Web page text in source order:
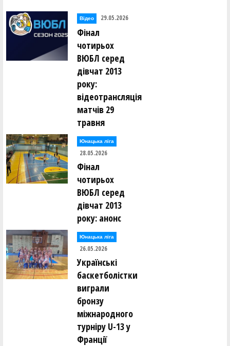
Відео 29.05.2026
Фінал
чотирьох
ВЮБЛ серед
дівчат 2013
року:
відеотрансляція
матчів 29
травня
Юнацька ліга
28.05.2026
Фінал
чотирьох
ВЮБЛ серед
дівчат 2013
року: анонс
Юнацька ліга
26.05.2026
Українські
баскетболістки
виграли
бронзу
міжнародного
турніру U-13 у
Франції